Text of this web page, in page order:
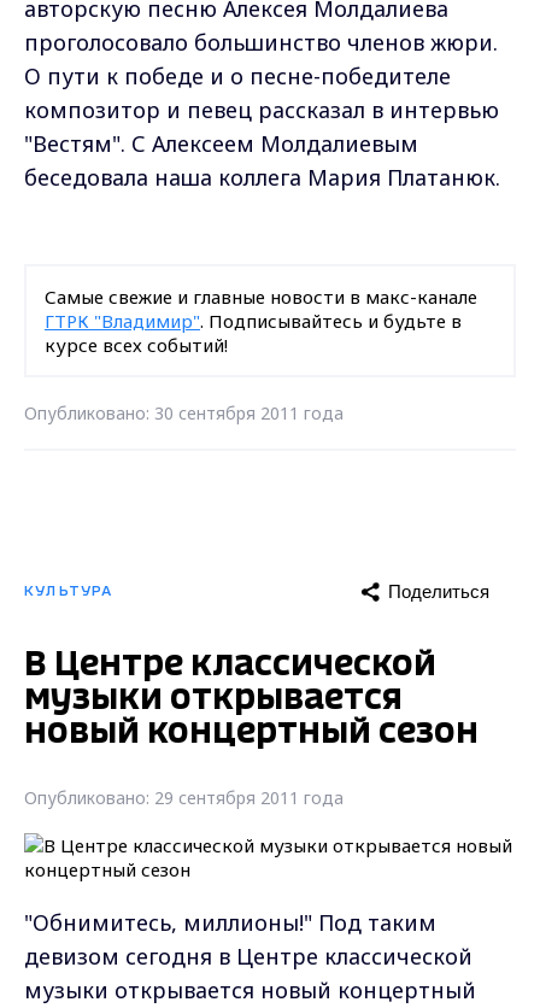
авторскую песню Алексея Молдалиева
проголосовало большинство членов жюри.
О пути к победе и о песне-победителе
композитор и певец рассказал в интервью
"Вестям". С Алексеем Молдалиевым
беседовала наша коллега Мария Платанюк.
Самые свежие и главные новости в макс-канале
ГТРК "Владимир". Подписывайтесь и будьте в
курсе всех событий!
Опубликовано: 30 сентября 2011 года
КУЛЬТУРА Поделиться
В Центре классической
музыки открывается
новый концертный сезон
Опубликовано: 29 сентября 2011 года
"Обнимитесь, миллионы!" Под таким
девизом сегодня в Центре классической
музыки открывается новый концертный